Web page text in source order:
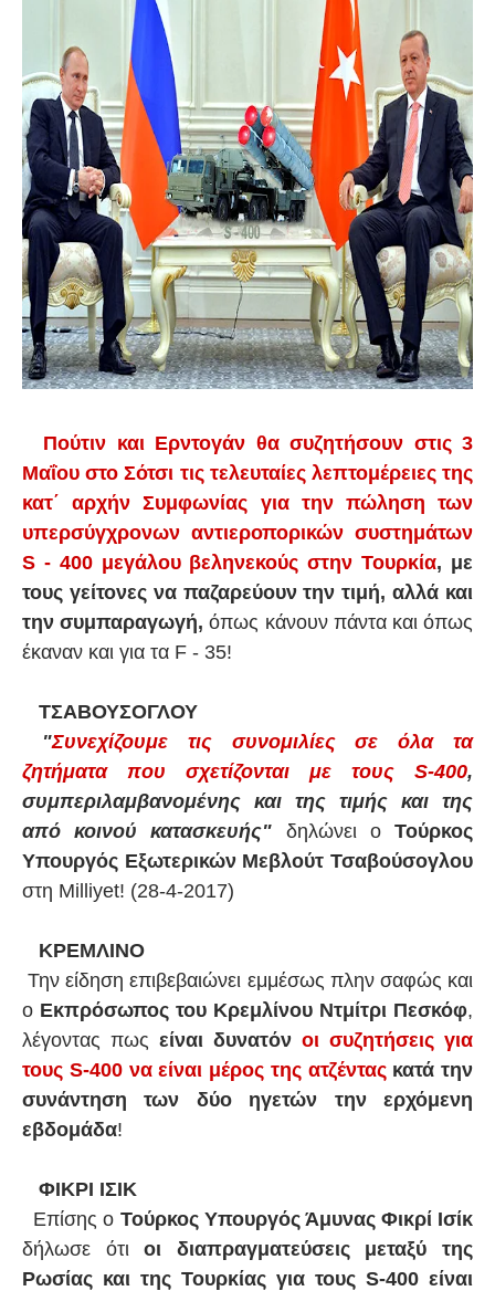
Πούτιν και Ερντογάν θα συζητήσουν στις 3
Μαΐου στο Σότσι τις τελευταίες λεπτομέρειες της
κατ΄ αρχήν Συμφωνίας για την πώληση των
υπερσύγχρονων αντιεροπορικών συστημάτων
S - 400 μεγάλου βεληνεκούς στην Τουρκία, με
τους γείτονες να παζαρεύουν την τιμή, αλλά και
την συμπαραγωγή, όπως κάνουν πάντα και όπως
έκαναν και για τα F - 35!
ΤΣΑΒΟΥΣΟΓΛΟΥ
"Συνεχίζουμε τις συνομιλίες σε όλα τα
ζητήματα που σχετίζονται με τους S-400,
συμπεριλαμβανομένης και της τιμής και της
από κοινού κατασκευής" δηλώνει οΤούρκος
Υπουργός Εξωτερικών Μεβλούτ Τσαβούσογλου
στη Milliyet! (28-4-2017)
ΚΡΕΜΛΙΝΟ
Την είδηση επιβεβαιώνει εμμέσως πλην σαφώς και
ο Εκπρόσωπος του Κρεμλίνου Ντμίτρι Πεσκόφ,
λέγοντας πως είναι δυνατόν οι συζητήσεις για
τους S-400 να είναι μέρος της ατζέντας κατά την
συνάντηση των δύο ηγετών την ερχόμενη
εβδομάδα!
ΦΙΚΡΙ ΙΣΙΚ
Επίσης ο Τούρκος Υπουργός Άμυνας Φικρί Ισίκ
δήλωσε ότιοι διαπραγματεύσεις μεταξύ της
Ρωσίας και της Τουρκίας για τους S-400 είναι